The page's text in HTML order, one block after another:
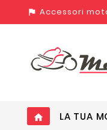
assistant_photo Accessori
home LA TUA